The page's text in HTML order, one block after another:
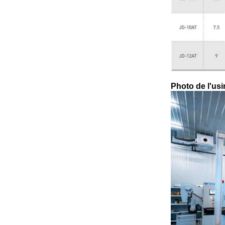
Photo de